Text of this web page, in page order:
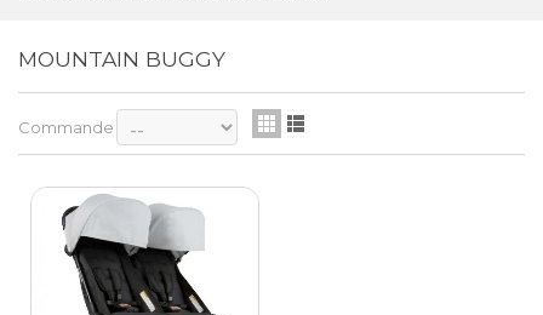
MOUNTAIN BUGGY
Commande